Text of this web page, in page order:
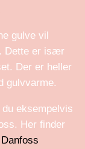
gulve vil
Dette er især
Der er heller
gulvvarme.
eksempelvis
Her finder
Danfoss